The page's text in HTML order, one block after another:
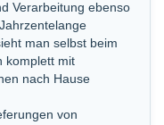
Verarbeitung ebenso
man selbst beim
komplett mit
nach Hause
von